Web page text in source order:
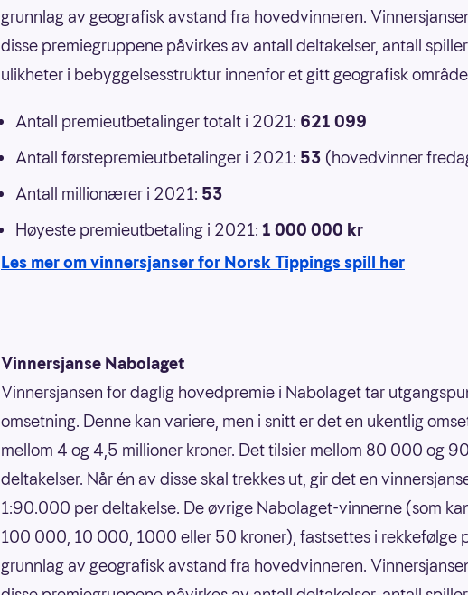
grunnlag av geografisk avstand fra hovedvinneren.
disse premiegruppene påvirkes av antall deltakelser, antall
ulikheter i bebyggelsesstruktur innenfor et gitt geografisk
Antall premieutbetalinger totalt i 2021: 621 099
Antall førstepremieutbetalinger i 2021: 53 (hovedvinner
Antall millionærer i 2021: 53
Høyeste premieutbetaling i 2021: 1 000 000 kr
Les mer om vinnersjanser for Norsk Tippings spill her
Vinnersjanse Nabolaget
Vinnersjansen for daglig hovedpremie i Nabolaget tar
omsetning. Denne kan variere, men i snitt er det en ukentlig
mellom 4 og 4,5 millioner kroner. Det tilsier mellom 80 000 og
deltakelser. Når én av disse skal trekkes ut, gir det en
1:90.000 per deltakelse. De øvrige Nabolaget-vinnerne (som
100 000, 10 000, 1000 eller 50 kroner), fastsettes i rekkefølge
grunnlag av geografisk avstand fra hovedvinneren.